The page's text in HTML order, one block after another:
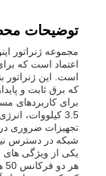
توضیحات
مجموعه ژنراتور
اعتماد است که
است. این ژنراتور
که برق ثابت و
برای کاربردهای
3.5 کیلووات،
تجهیزات ضروری در
شبکه در دسترس
یکی از ویژگی های